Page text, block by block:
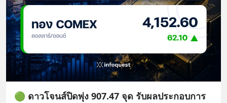
🟢 ดาวโจนส์ปิดพุ่ง 907.47 จุด รับผลประกอบการ